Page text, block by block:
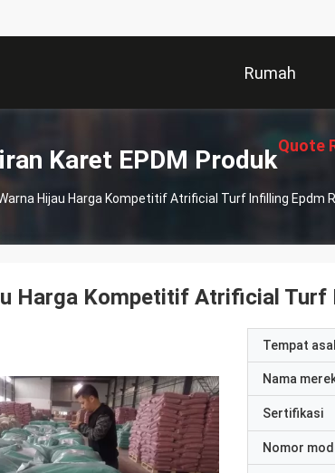
Rumah
Quote
Karet EPDM Produk
Hijau Harga Kompetitif Atrificial Turf Infilling Epdm
Harga Kompetitif Atrificial Turf
Tempat asal
Nama
Sertifikasi
Nomor